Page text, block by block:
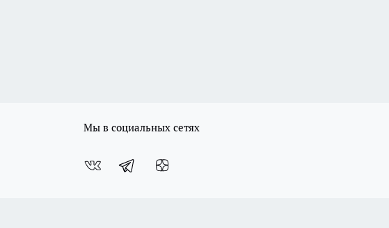
Мы в социальных сетях